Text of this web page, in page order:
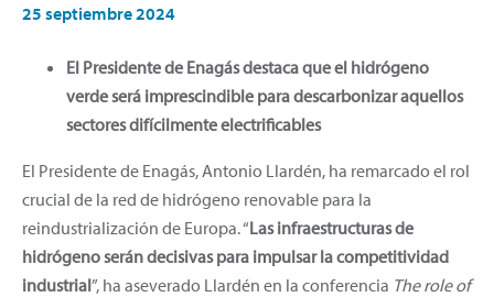
25 septiembre 2024
El Presidente de Enagás destaca que el hidrógeno
verde será imprescindible para descarbonizar aquellos
sectores difícilmente electrificables
El Presidente de Enagás, Antonio Llardén, ha remarcado el rol
crucial de la red de hidrógeno renovable para la
reindustrialización de Europa. “Las infraestructuras de
hidrógeno serán decisivas para impulsar la competitividad
industrial”, ha aseverado Llardén en la conferencia The role of